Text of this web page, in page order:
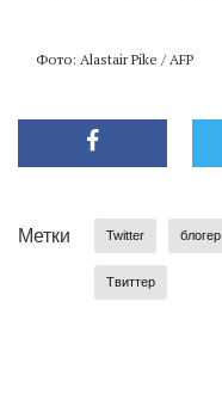
Фото: Alastair Pike / AFP
Метки Twitter блогер
Твиттер